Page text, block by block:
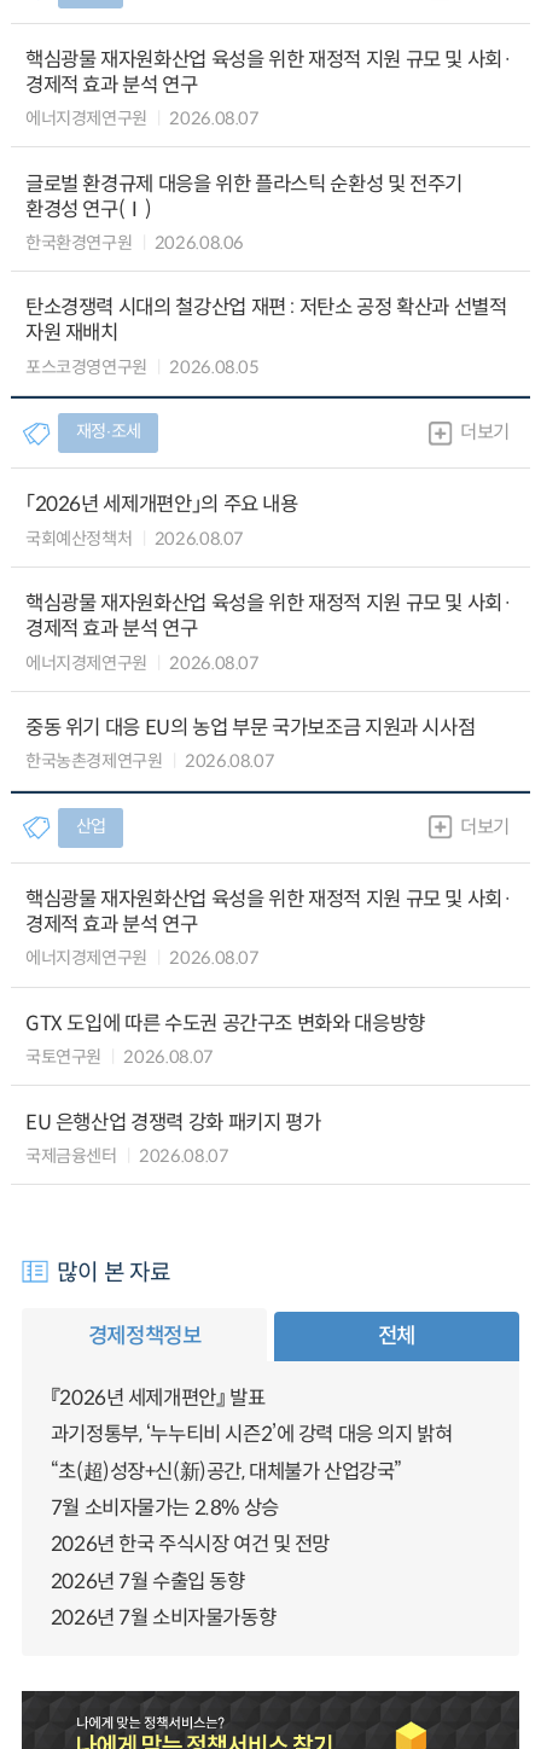
핵심광물 재자원화산업 육성을 위한 재정적 지원 규모 및 사회·
경제적 효과 분석 연구
에너지경제연구원 2026.08.07
글로벌 환경규제 대응을 위한 플라스틱 순환성 및 전주기
환경성 연구(Ⅰ)
한국환경연구원 2026.08.06
탄소경쟁력 시대의 철강산업 재편 : 저탄소 공정 확산과 선별적
자원 재배치
포스코경영연구원 2026.08.05
재정∙조세 더보기
「2026년 세제개편안」의 주요 내용
국회예산정책처 2026.08.07
핵심광물 재자원화산업 육성을 위한 재정적 지원 규모 및 사회·
경제적 효과 분석 연구
에너지경제연구원 2026.08.07
중동 위기 대응 EU의 농업 부문 국가보조금 지원과 시사점
한국농촌경제연구원 2026.08.07
산업 더보기
핵심광물 재자원화산업 육성을 위한 재정적 지원 규모 및 사회·
경제적 효과 분석 연구
에너지경제연구원 2026.08.07
GTX 도입에 따른 수도권 공간구조 변화와 대응방향
국토연구원 2026.08.07
EU 은행산업 경쟁력 강화 패키지 평가
국제금융센터 2026.08.07
많이 본 자료
경제정책정보 전체
『2026년 세제개편안』 발표
과기정통부, ‘누누티비 시즌2’에 강력 대응 의지 밝혀
“초(超)성장+신(新)공간, 대체불가 산업강국”
7월 소비자물가는 2.8% 상승
2026년 한국 주식시장 여건 및 전망
2026년 7월 수출입 동향
2026년 7월 소비자물가동향